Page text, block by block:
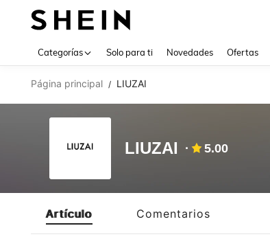
Categorías Solo para ti Novedades Ofertas
Página principal / LIUZAI
LIUZAI 5.00
Artículo Comentarios